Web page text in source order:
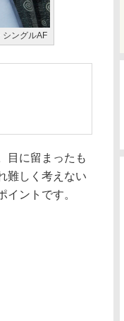
シングルAF
目に留まったも
難しく考えない
ントです。